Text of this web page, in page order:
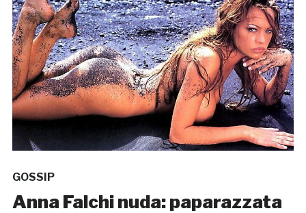
GOSSIP
Anna Falchi nuda: paparazzata